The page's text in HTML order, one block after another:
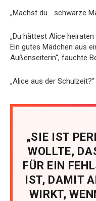
„Machst du… schwarze
„Du hättest Alice
Ein gutes Mädchen aus
Außenseiterin“, fauchte
„Alice aus der Schulzeit?“
„SIE IST
WOLLTE,
FÜR EIN
IST, DAMIT
WIRKT,